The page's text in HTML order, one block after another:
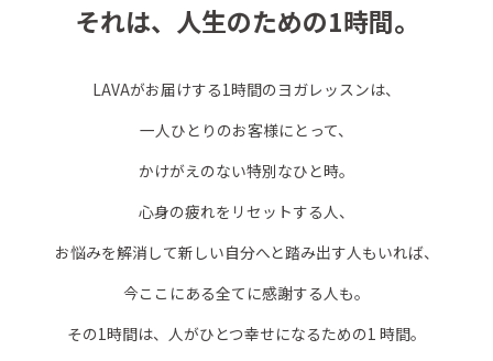
それは、人生のための1時間。
LAVAがお届けする1時間のヨガレッスンは、
一人ひとりのお客様にとって、
かけがえのない特別なひと時。
心身の疲れをリセットする人、
お悩みを解消して新しい自分へと踏み出す人もいれば、
今ここにある全てに感謝する人も。
その1時間は、人がひとつ幸せになるための1 時間。